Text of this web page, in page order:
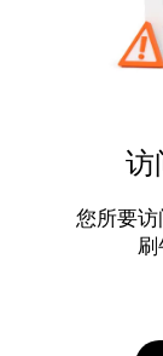
访
您所要
刷